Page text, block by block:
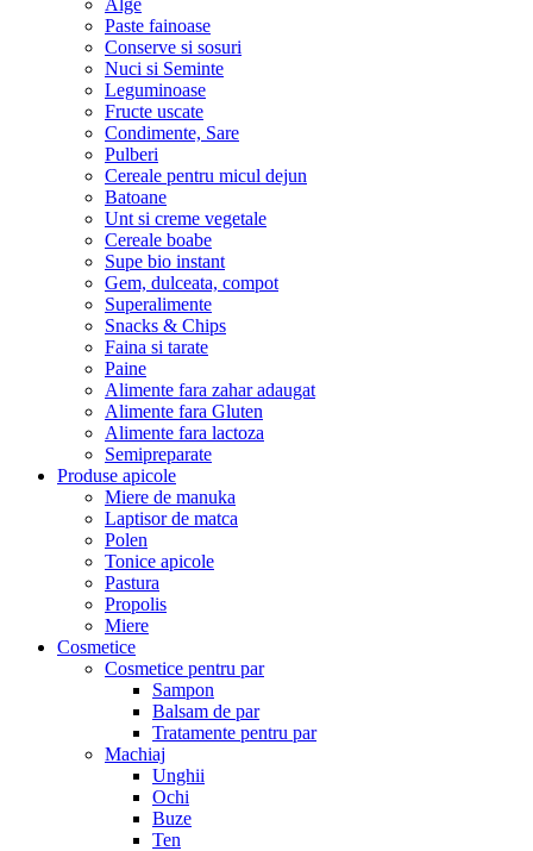
Alge
Paste fainoase
Conserve si sosuri
Nuci si Seminte
Leguminoase
Fructe uscate
Condimente, Sare
Pulberi
Cereale pentru micul dejun
Batoane
Unt si creme vegetale
Cereale boabe
Supe bio instant
Gem, dulceata, compot
Superalimente
Snacks & Chips
Faina si tarate
Paine
Alimente fara zahar adaugat
Alimente fara Gluten
Alimente fara lactoza
Semipreparate
Produse apicole
Miere de manuka
Laptisor de matca
Polen
Tonice apicole
Pastura
Propolis
Miere
Cosmetice
Cosmetice pentru par
Sampon
Balsam de par
Tratamente pentru par
Machiaj
Unghii
Ochi
Buze
Ten